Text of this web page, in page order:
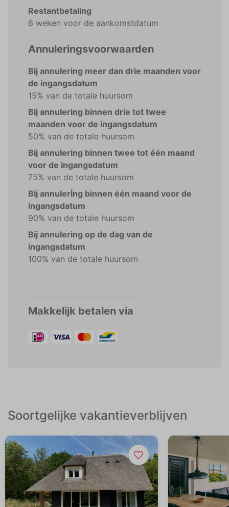
Restantbetaling
6 weken voor de aankomstdatum
Annuleringsvoorwaarden
Bij annulering meer dan drie maanden voor
de ingangsdatum
15% van de totale huursom
Bij annulering binnen drie tot twee
maanden voor de ingangsdatum
50% van de totale huursom
Bij annulering binnen twee tot één maand
voor de ingangsdatum
75% van de totale huursom
Bij annulerİng binnen één maand voor de
ingangsdatum
90% van de totale huursom
Bij annulering op de dag van de
ingangsdatum
100% van de totale huursom
Makkelijk betalen via
Soortgelijke vakantieverblijven